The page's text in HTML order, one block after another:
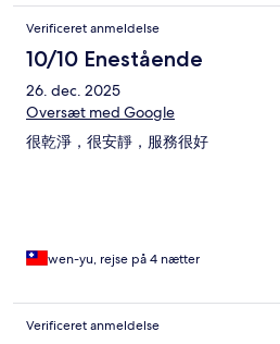
Verificeret anmeldelse
10/10 Enestående
26. dec. 2025
Oversæt med Google
很乾淨，很安靜，服務很好
wen-yu, rejse på 4 nætter
Verificeret anmeldelse